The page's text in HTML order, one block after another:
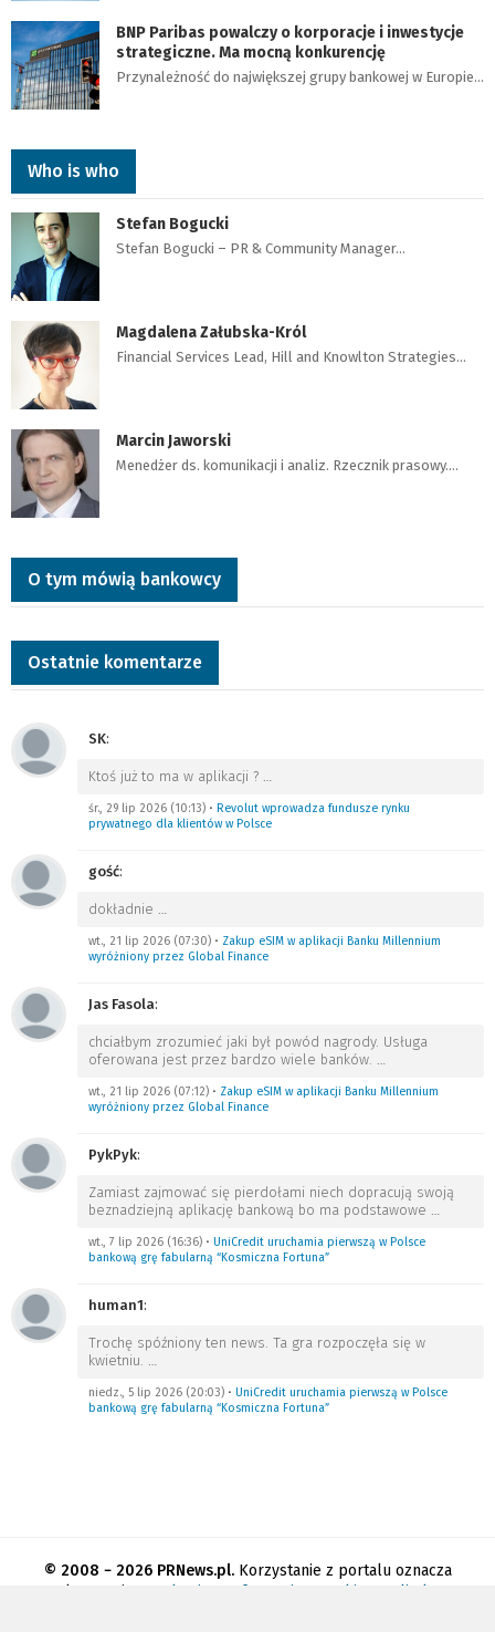
BNP Paribas powalczy o korporacje i inwestycje
strategiczne. Ma mocną konkurencję
Przynależność do największej grupy bankowej w Europie…
Who is who
Stefan Bogucki
Stefan Bogucki – PR & Community Manager…
Magdalena Załubska-Król
Financial Services Lead, Hill and Knowlton Strategies…
Marcin Jaworski
Menedżer ds. komunikacji i analiz. Rzecznik prasowy.…
O tym mówią bankowcy
Ostatnie komentarze
SK:
Ktoś już to ma w aplikacji ? …
śr., 29 lip 2026 (10:13) • Revolut wprowadza fundusze rynku
prywatnego dla klientów w Polsce
gość:
dokładnie …
wt., 21 lip 2026 (07:30) • Zakup eSIM w aplikacji Banku Millennium
wyróżniony przez Global Finance
Jas Fasola:
chciałbym zrozumieć jaki był powód nagrody. Usługa
oferowana jest przez bardzo wiele banków. …
wt., 21 lip 2026 (07:12) • Zakup eSIM w aplikacji Banku Millennium
wyróżniony przez Global Finance
PykPyk:
Zamiast zajmować się pierdołami niech dopracują swoją
beznadziejną aplikację bankową bo ma podstawowe …
wt., 7 lip 2026 (16:36) • UniCredit uruchamia pierwszą w Polsce
bankową grę fabularną “Kosmiczna Fortuna”
human1:
Trochę spóźniony ten news. Ta gra rozpoczęła się w
kwietniu. …
niedz., 5 lip 2026 (20:03) • UniCredit uruchamia pierwszą w Polsce
bankową grę fabularną “Kosmiczna Fortuna”
© 2008 − 2026 PRNews.pl.Korzystanie z portalu oznacza
akceptację
regulaminu Informacja o cookies
Polityka